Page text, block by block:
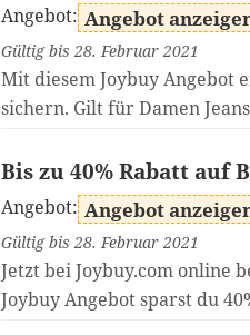
Angebot: Angebot
Gültig bis 28. Februar 2021
Mit diesem Joybuy Angebot
sichern. Gilt für Damen
Bis zu 40% Rabatt auf
Angebot: Angebot
Gültig bis 28. Februar 2021
Jetzt bei Joybuy.com online
Joybuy Angebot sparst du